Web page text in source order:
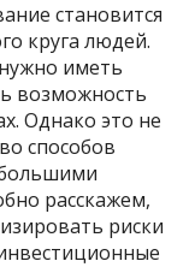
становится
круга людей.
иметь
возможность
Однако это не
способов
расскажем,
риски